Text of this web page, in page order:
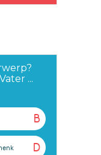
...
B
D